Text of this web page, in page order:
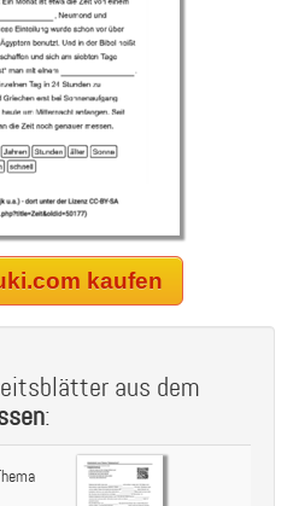
kaufen
aus dem
: